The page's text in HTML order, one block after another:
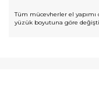
Tüm mücevherler el
yüzük boyutuna göre